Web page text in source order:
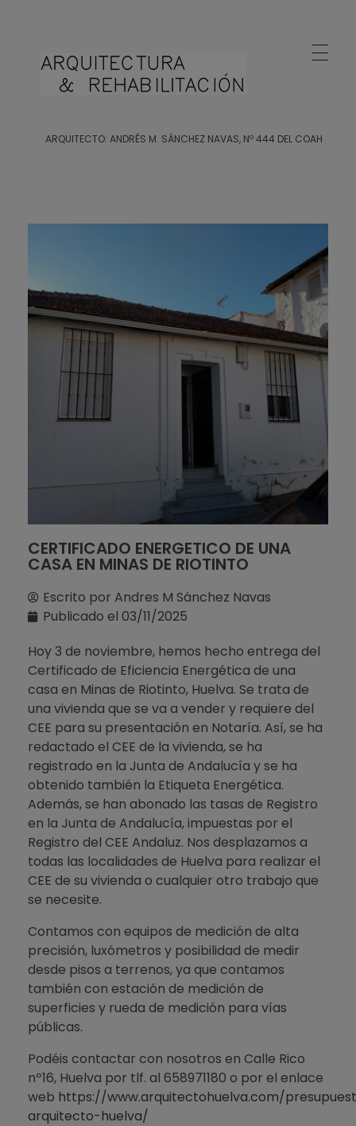
ARQUITECTO: ANDRÉS M. SÁNCHEZ NAVAS, Nº 444 DEL COAH
CERTIFICADO ENERGETICO DE UNA
CASA EN MINAS DE RIOTINTO
Escrito por Andres M Sánchez Navas
Publicado el 03/11/2025
Hoy 3 de noviembre, hemos hecho entrega del
Certificado de Eficiencia Energética de una
casa en Minas de Riotinto, Huelva. Se trata de
una vivienda que se va a vender y requiere del
CEE para su presentación en Notaría. Así, se ha
redactado el CEE de la vivienda, se ha
registrado en la Junta de Andalucía y se ha
obtenido también la Etiqueta Energética.
Además, se han abonado las tasas de Registro
en la Junta de Andalucía, impuestas por el
Registro del CEE Andaluz. Nos desplazamos a
todas las localidades de Huelva para realizar el
CEE de su vivienda o cualquier otro trabajo que
se necesite.
Contamos con equipos de medición de alta
precisión, luxómetros y posibilidad de medir
desde pisos a terrenos, ya que contamos
también con estación de medición de
superficies y rueda de medición para vías
públicas.
Podéis contactar con nosotros en Calle Rico
nº16, Huelva por tlf. al 658971180 o por el enlace
web https://www.arquitectohuelva.com/
arquitecto-huelva/